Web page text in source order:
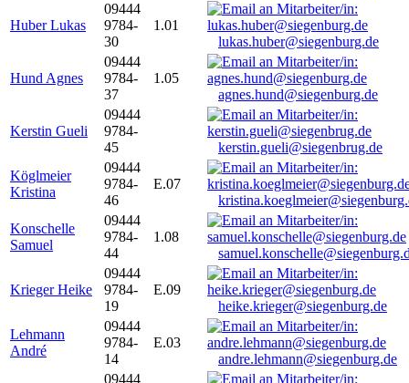
Huber Lukas
09444
9784-
30
1.01
lukas.huber@siegenburg.de
Hund Agnes
09444
9784-
37
1.05
agnes.hund@siegenburg.de
Kerstin Gueli
09444
9784-
45
kerstin.gueli@siegenbrug.de
Köglmeier
Kristina
09444
9784-
46
E.07
Konschelle
Samuel
09444
9784-
44
1.08
Krieger Heike
09444
9784-
19
E.09
heike.krieger@siegenburg.de
Lehmann
André
09444
9784-
14
E.03
andre.lehmann@siegenburg.de
09444